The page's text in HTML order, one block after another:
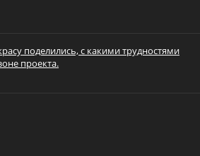
поделились, с какими трудностями
проекта.